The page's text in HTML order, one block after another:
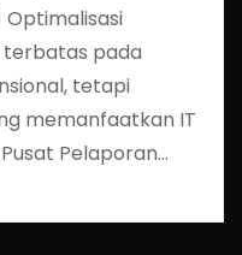
Optimalisasi
terbatas pada
tetapi
memanfaatkan IT
Pelaporan…